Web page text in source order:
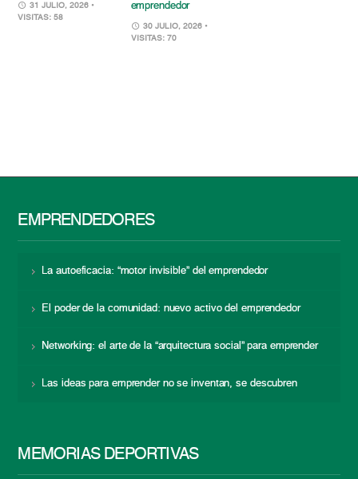
31 JULIO, 2026 •
VISITAS: 58
emprendedor
30 JULIO, 2026 •
VISITAS: 70
EMPRENDEDORES
La autoeficacia: “motor invisible” del emprendedor
El poder de la comunidad: nuevo activo del emprendedor
Networking: el arte de la “arquitectura social” para emprender
Las ideas para emprender no se inventan, se descubren
MEMORIAS DEPORTIVAS